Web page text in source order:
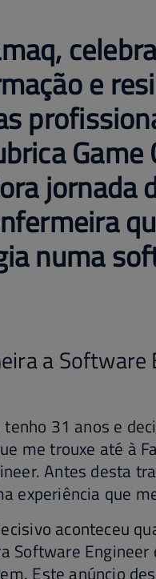
e
jornada
numa
a Software
tenho 31 anos e
me trouxe até à
Antes desta
experiência que
aconteceu
Software
Este anúncio